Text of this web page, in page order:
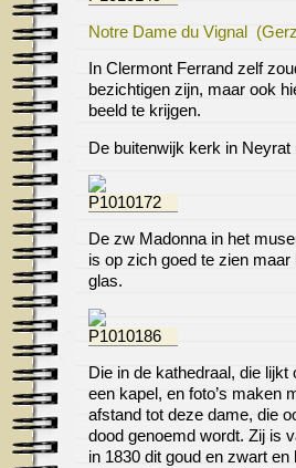
Notre Dame du Vignal
In Clermont Ferrand zelf
bezichtigen zijn, maar ook
beeld te krijgen.
De buitenwijk kerk in
De zw Madonna in het
is op zich goed te zien
glas.
Die in de kathedraal, die
een kapel, en foto’s maken
afstand tot deze dame, die
dood genoemd wordt. Zij is
in 1830 dit goud en zwart